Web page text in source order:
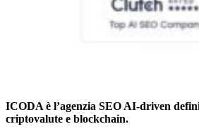
ICODA è l’agenzia SEO AI-driven
criptovalute e blockchain.